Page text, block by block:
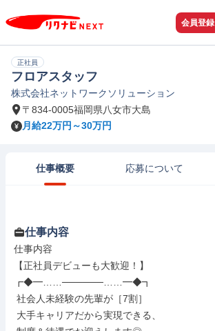
会員登録
正社員
フロアスタッフ
株式会社ネットワークソリューション
〒834-0005福岡県八女市大島
月給22万円～30万円
仕事概要 応募について
仕事内容
仕事内容
【正社員デビューも大歓迎！】
┏◆━……──────……━◆┓